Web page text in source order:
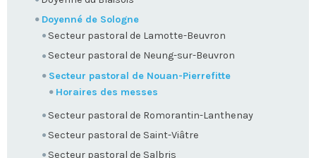
Doyenné de Sologne
Secteur pastoral de Lamotte-Beuvron
Secteur pastoral de Neung-sur-Beuvron
Secteur pastoral de Nouan-Pierrefitte
Horaires des messes
Secteur pastoral de Romorantin-Lanthenay
Secteur pastoral de Saint-Viâtre
Secteur pastoral de Salbris